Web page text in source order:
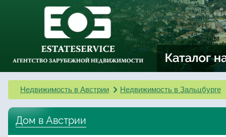
Недвижимость в Австрии Недвижимость в Зальцбурге
Дом в Австрии